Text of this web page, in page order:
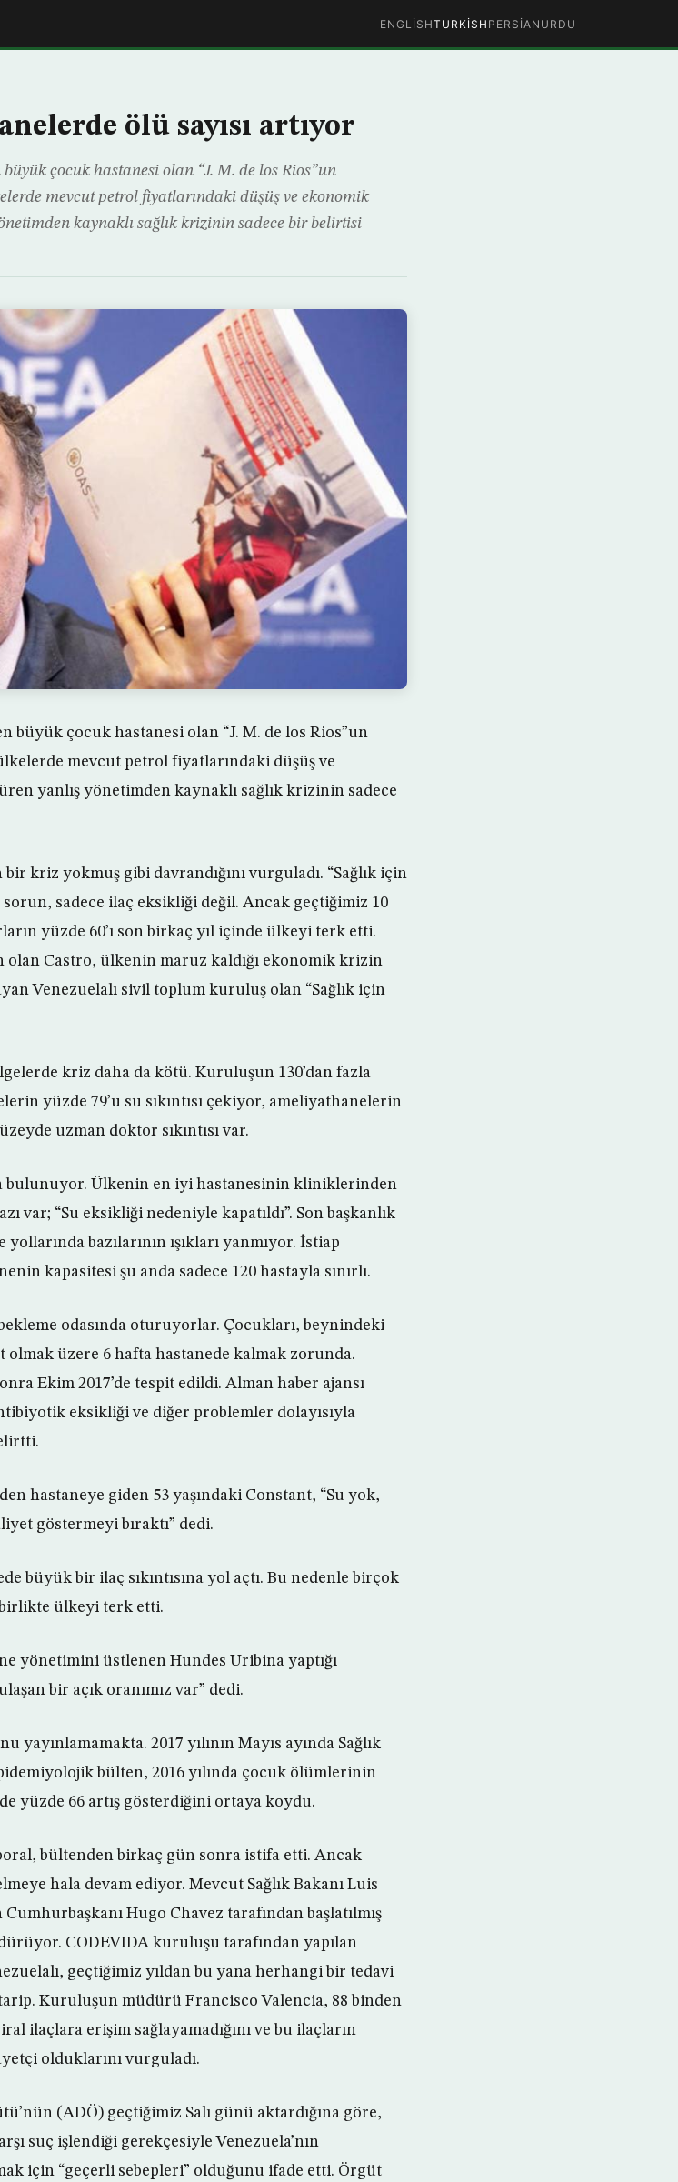
ENGLISHTURKISH PERSIAN URDU
ölü sayısı artıyor
çocuk hastanesi olan “J. M. de los Rios”un
mevcut petrol fiyatlarındaki düşüş ve ekonomik
kaynaklı sağlık krizinin sadece bir belirtisi
büyük çocuk hastanesi olan “J. M. de los Rios”un
mevcut petrol fiyatlarındaki düşüş ve
yanlış yönetimden kaynaklı sağlık krizinin sadece
kriz yokmuş gibi davrandığını vurguladı. “Sağlık için
sadece ilaç eksikliği değil. Ancak geçtiğimiz 10
yüzde 60’ı son birkaç yıl içinde ülkeyi terk etti.
olan Castro, ülkenin maruz kaldığı ekonomik krizin
Venezuelalı sivil toplum kuruluş olan “Sağlık için
kriz daha da kötü. Kuruluşun 130’dan fazla
yüzde 79’u su sıkıntısı çekiyor, ameliyathanelerin
uzman doktor sıkıntısı var.
bulunuyor. Ülkenin en iyi hastanesinin kliniklerinden
var; “Su eksikliği nedeniyle kapatıldı”. Son başkanlık
bazılarının ışıkları yanmıyor. İstiap
kapasitesi şu anda sadece 120 hastayla sınırlı.
odasında oturuyorlar. Çocukları, beynindeki
üzere 6 hafta hastanede kalmak zorunda.
Ekim 2017’de tespit edildi. Alman haber ajansı
eksikliği ve diğer problemler dolayısıyla
hastaneye giden 53 yaşındaki Constant, “Su yok,
göstermeyi bıraktı” dedi.
büyük bir ilaç sıkıntısına yol açtı. Bu nedenle birçok
birlikte ülkeyi terk etti.
yönetimini üstlenen Hundes Uribina yaptığı
bir açık oranımız var” dedi.
yayınlamamakta. 2017 yılının Mayıs ayında Sağlık
bülten, 2016 yılında çocuk ölümlerinin
yüzde 66 artış gösterdiğini ortaya koydu.
bültenden birkaç gün sonra istifa etti. Ancak
hala devam ediyor. Mevcut Sağlık Bakanı Luis
Cumhurbaşkanı Hugo Chavez tarafından başlatılmış
CODEVIDA kuruluşu tarafından yapılan
geçtiğimiz yıldan bu yana herhangi bir tedavi
Kuruluşun müdürü Francisco Valencia, 88 binden
ilaçlara erişim sağlayamadığını ve bu ilaçların
olduklarını vurguladı.
(ADÖ) geçtiğimiz Salı günü aktardığına göre,
suç işlendiği gerekçesiyle Venezuela’nın
için “geçerli sebepleri” olduğunu ifade etti. Örgüt